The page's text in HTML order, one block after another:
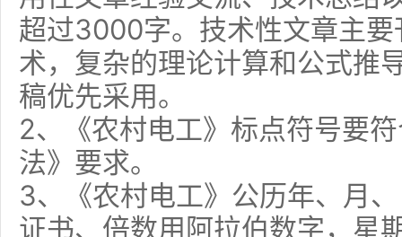
超过3000字。技术性文章主
术，复杂的理论计算和公式推
稿优先采用。
2、《农村电工》标点符号要
法》要求。
3、《农村电工》公历年、月
证书、倍数用阿拉伯数字，星